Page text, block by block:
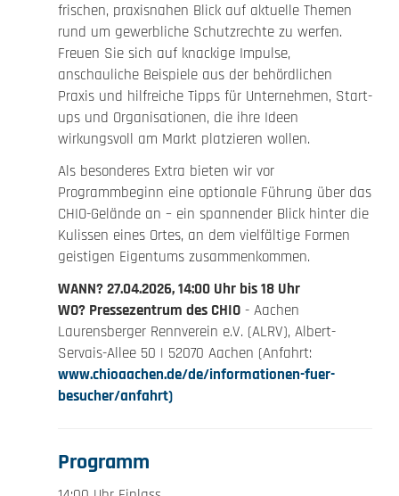
frischen, praxisnahen Blick auf aktuelle Themen
rund um gewerbliche Schutzrechte zu werfen.
Freuen Sie sich auf knackige Impulse,
anschauliche Beispiele aus der behördlichen
Praxis und hilfreiche Tipps für Unternehmen, Start-
ups und Organisationen, die ihre Ideen
wirkungsvoll am Markt platzieren wollen.
Als besonderes Extra bieten wir vor
Programmbeginn eine optionale Führung über das
CHIO-Gelände an – ein spannender Blick hinter die
Kulissen eines Ortes, an dem vielfältige Formen
geistigen Eigentums zusammenkommen.
WANN? 27.04.2026, 14:00 Uhr bis 18 Uhr
WO? Pressezentrum des CHIO- Aachen
Laurensberger Rennverein e.V. (ALRV), Albert-
Servais-Allee 50 | 52070 Aachen (Anfahrt:
www.chioaachen.de/de/informationen-fuer-
besucher/anfahrt)
Programm